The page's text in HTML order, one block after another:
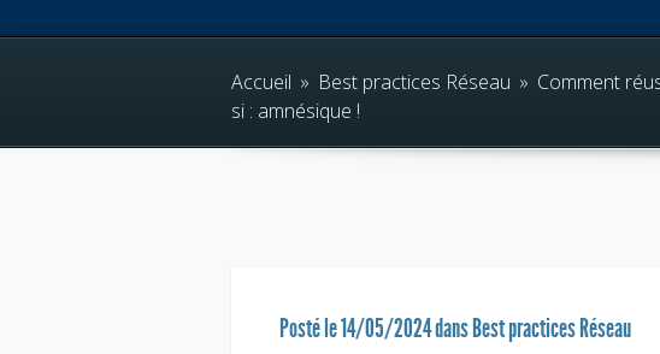
Accueil » Best practices Réseau » Comment
si : amnésique !
Posté le 14/05/2024 dansBest practices Réseau